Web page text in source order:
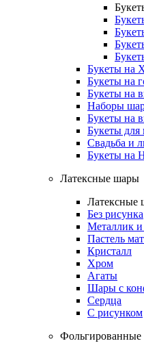
Букеты на
Букеты на
Букеты на
Наборы
Букеты на
Букеты
Свадьба и
Букеты на
Латексные шары
Латексные
Без рисунка
Металлик и
Пастель
Кристалл
Хром
Агаты
Шары с
Сердца
С рисунком